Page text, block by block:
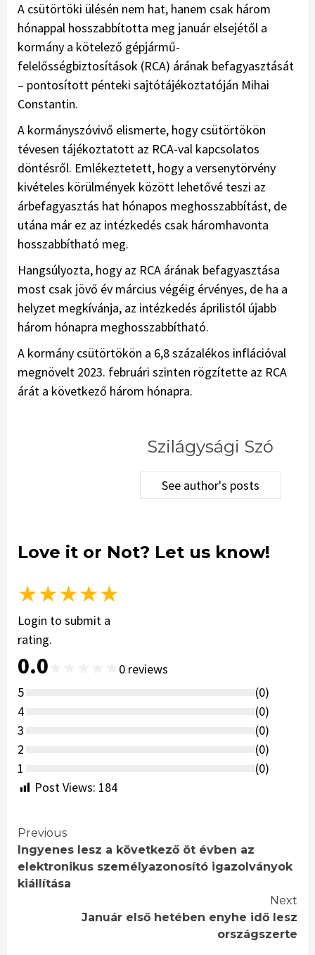
A csütörtöki ülésén nem hat, hanem csak három
hónappal hosszabbította meg január elsejétől a
kormány a kötelező gépjármű-
felelősségbiztosítások (RCA) árának befagyasztását
– pontosított pénteki sajtótájékoztatóján Mihai
Constantin.
A kormányszóvivő elismerte, hogy csütörtökön
tévesen tájékoztatott az RCA-val kapcsolatos
döntésről. Emlékeztetett, hogy a versenytörvény
kivételes körülmények között lehetővé teszi az
árbefagyasztás hat hónapos meghosszabbítást, de
utána már ez az intézkedés csak háromhavonta
hosszabbítható meg.
Hangsúlyozta, hogy az RCA árának befagyasztása
most csak jövő év március végéig érvényes, de ha a
helyzet megkívánja, az intézkedés áprilistól újabb
három hónapra meghosszabbítható.
A kormány csütörtökön a 6,8 százalékos inflációval
megnövelt 2023. februári szinten rögzítette az RCA
árát a következő három hónapra.
Szilágysági Szó
See author's posts
Love it or Not? Let us know!
★★★★★
Login to submit a
rating.
0.0 0 reviews
5
(0)
4
(0)
3
(0)
2
(0)
1
(0)
Post Views: 184
Continue
Reading
Previous
Ingyenes lesz a következő öt évben az
elektronikus személyazonosító igazolványok
kiállítása
Next
Január első hetében enyhe idő lesz
országszerte